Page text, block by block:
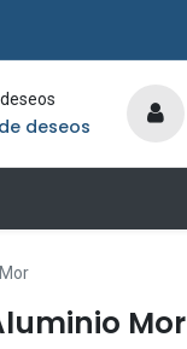
deseos
Mor